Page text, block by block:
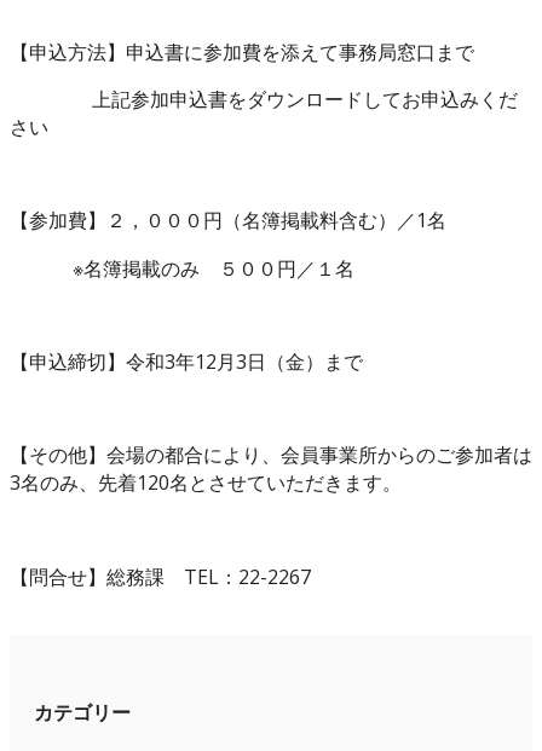
【申込方法】申込書に参加費を添えて事務局窓口まで
上記参加申込書をダウンロードしてお申込みくだ
さい
【参加費】２，０００円（名簿掲載料含む）／1名
※名簿掲載のみ ５００円／１名
【申込締切】令和3年12月3日（金）まで
【その他】会場の都合により、会員事業所からのご参加者は
3名のみ、先着120名とさせていただきます。
【問合せ】総務課 TEL：22-2267
カテゴリー